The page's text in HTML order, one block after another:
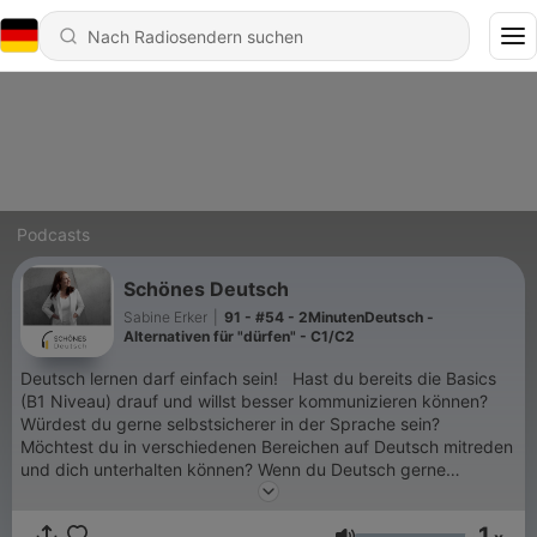
Podcasts
Schönes Deutsch
Sabine Erker
91 - #54 - 2MinutenDeutsch -
Alternativen für "dürfen" - C1/C2
Deutsch lernen darf einfach sein! Hast du bereits die Basics
(B1 Niveau) drauf und willst besser kommunizieren können?
Würdest du gerne selbstsicherer in der Sprache sein?
Möchtest du in verschiedenen Bereichen auf Deutsch mitreden
und dich unterhalten können? Wenn du Deutsch gerne
zwischendurch auf dem Weg zur Arbeit, beim Mittagessen,